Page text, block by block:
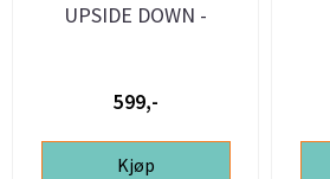
UPSIDE DOWN -
599,-
Kjøp